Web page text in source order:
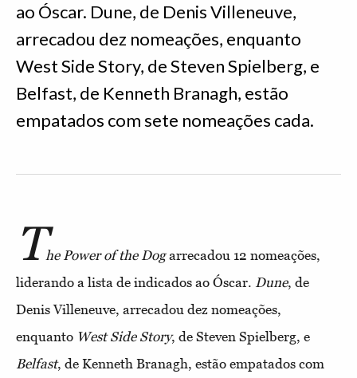
ao Óscar. Dune, de Denis Villeneuve,
arrecadou dez nomeações, enquanto
West Side Story, de Steven Spielberg, e
Belfast, de Kenneth Branagh, estão
empatados com sete nomeações cada.
The Power of the Dogarrecadou 12 nomeações,
liderando a lista de indicados ao Óscar. Dune, de
Denis Villeneuve, arrecadou dez nomeações,
enquanto West Side Story, de Steven Spielberg, e
Belfast, de Kenneth Branagh, estão empatados com